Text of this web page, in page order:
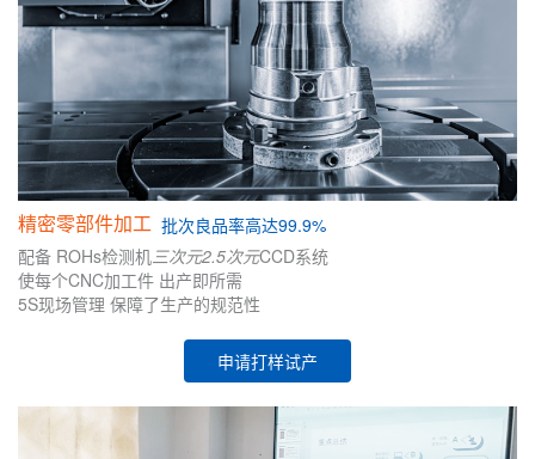
精密零部件加工 批次良品率高达99.9%
配备 ROHs检测机三次元2.5次元CCD系统
使每个CNC加工件 出产即所需
5S现场管理 保障了生产的规范性
申请打样试产